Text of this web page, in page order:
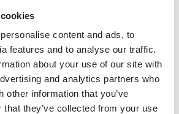
content and ads, to
features and to analyse our traffic.
about your use of our site with
and analytics partners who
other information that you’ve
that they’ve collected from your use
het implementeren van
ter verbetering van
proces
?